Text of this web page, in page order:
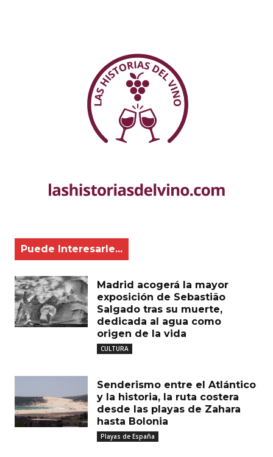
Puede Interesarle...
Madrid acogerá la mayor
exposición de Sebastião
Salgado tras su muerte,
dedicada al agua como
origen de la vida
CULTURA
Senderismo entre el Atlántico
y la historia, la ruta costera
desde las playas de Zahara
hasta Bolonia
Playas de España